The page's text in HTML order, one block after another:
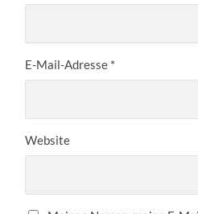
E-Mail-Adresse *
Website